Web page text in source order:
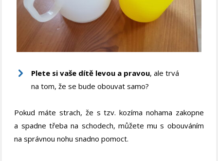
Plete si vaše dítě levou a pravou, ale trvá
na tom, že se bude obouvat samo?
Pokud máte strach, že s tzv. kozíma nohama zakopne
a spadne třeba na schodech, můžete mu s obouváním
na správnou nohu snadno pomoct.